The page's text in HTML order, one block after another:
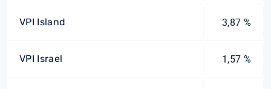
VPI Island 3,87 %
VPI Israel 1,57 %